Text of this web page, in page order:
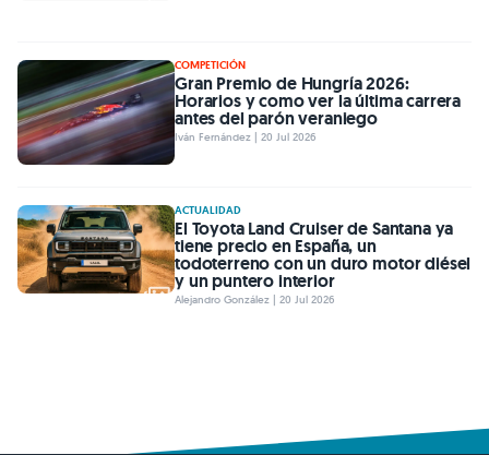
COMPETICIÓN
Gran Premio de Hungría 2026:
Horarios y como ver la última carrera
antes del parón veraniego
Iván Fernández | 20 Jul 2026
ACTUALIDAD
El Toyota Land Cruiser de Santana ya
tiene precio en España, un
todoterreno con un duro motor diésel
y un puntero interior
Alejandro González | 20 Jul 2026